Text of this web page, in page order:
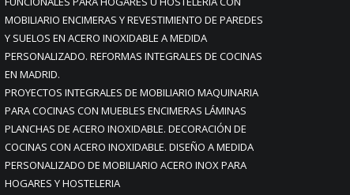
MOBILIARIO ENCIMERAS Y REVESTIMIENTO DE PAREDES
Y SUELOS EN ACERO INOXIDABLE A MEDIDA
PERSONALIZADO. REFORMAS INTEGRALES DE COCINAS
EN MADRID.
PROYECTOS INTEGRALES DE MOBILIARIO MAQUINARIA
PARA COCINAS CON MUEBLES ENCIMERAS LÁMINAS
PLANCHAS DE ACERO INOXIDABLE. DECORACIÓN DE
COCINAS CON ACERO INOXIDABLE. DISEÑO A MEDIDA
PERSONALIZADO DE MOBILIARIO ACERO INOX PARA
HOGARES Y HOSTELERIA